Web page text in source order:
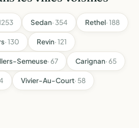
Sedan· 354 Rethel· 188
· 130 Revin· 121
Semeuse· 67 Carignan· 65
Vivier-Au-Court· 58